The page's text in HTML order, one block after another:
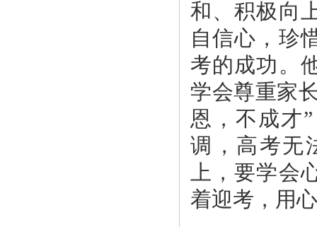
和、积极向
自信心，珍
考的成功。
学会尊重家
恩，不成才
调，高考无
上，要学会
着迎考，用